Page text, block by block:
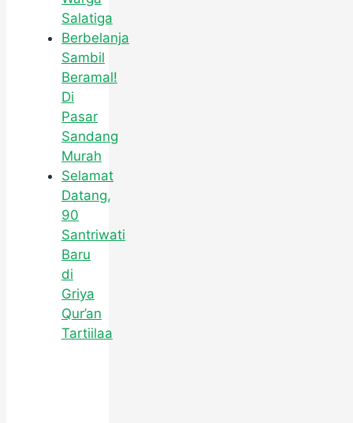
Salatiga
Berbelanja
Sambil
Beramal!
Di
Pasar
Sandang
Murah
Selamat
Datang,
90
Santriwati
Baru
di
Griya
Qur’an
Tartiilaa